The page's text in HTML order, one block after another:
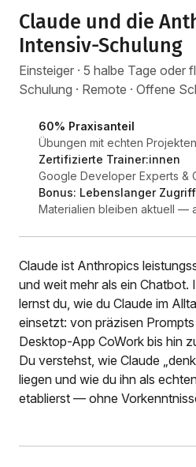
Claude und die
Intensiv-Schulung
Einsteiger · 5 halbe Tage oder
Schulung · Remote · Offene
60% Praxisanteil
Übungen mit echten
Zertifizierte Trainer:innen
Google Developer Experts &
Bonus: Lebenslanger Zugriff
Materialien bleiben aktuell —
Claude ist Anthropics
und weit mehr als ein Chatbot.
lernst du, wie du Claude im
einsetzt: von präzisen
Desktop-App CoWork bis hin
Du verstehst, wie Claude
liegen und wie du ihn als
etablierst — ohne